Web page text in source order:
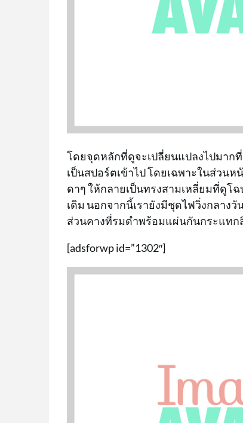
โดยจุดหลักที่ดูจะเปลี่ยนแปลงไปมาก
เป็นสปอร์ตเข้าไป โดยเฉพาะในส่วน
ดาๆ ให้กลายเป็นทรงสามเหลี่ยมที่ดูโ
เดิม นอกจากนี้เรายังมีชุดไฟวิ่งกลาง
ส่วนคางที่รมดำพร้อมแผ่นกันกระแทก
[adsforwp id=”1302″]